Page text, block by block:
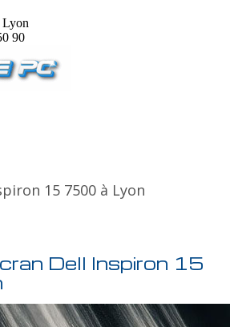
Lyon
90
15 7500 à Lyon
Dell Inspiron 15